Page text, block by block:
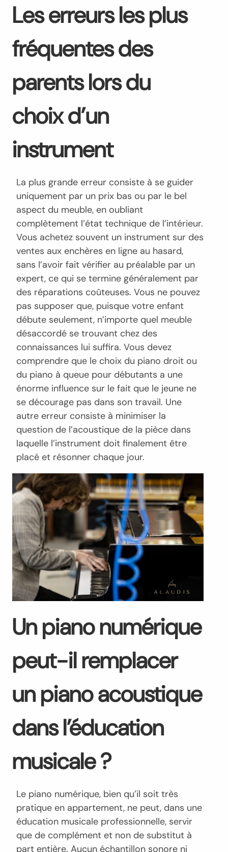
Les erreurs les plus
fréquentes des
parents lors du
choix d’un
instrument
La plus grande erreur consiste à se guider
uniquement par un prix bas ou par le bel
aspect du meuble, en oubliant
complètement l’état technique de l’intérieur.
Vous achetez souvent un instrument sur des
ventes aux enchères en ligne au hasard,
sans l’avoir fait vérifier au préalable par un
expert, ce qui se termine généralement par
des réparations coûteuses. Vous ne pouvez
pas supposer que, puisque votre enfant
débute seulement, n’importe quel meuble
désaccordé se trouvant chez des
connaissances lui suffira. Vous devez
comprendre que le choix du piano droit ou
du piano à queue pour débutants a une
énorme influence sur le fait que le jeune ne
se décourage pas dans son travail. Une
autre erreur consiste à minimiser la
question de l’acoustique de la pièce dans
laquelle l’instrument doit finalement être
placé et résonner chaque jour.
Un piano numérique
peut-il remplacer
un piano acoustique
dans l’éducation
musicale ?
Le piano numérique, bien qu’il soit très
pratique en appartement, ne peut, dans une
éducation musicale professionnelle, servir
que de complément et non de substitut à
part entière. Aucun échantillon sonore ni